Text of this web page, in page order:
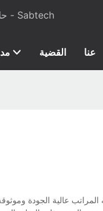
حلول شاملة من المواد الخام إلى معدات الإنتاج لرغوة البولي يوريثان والمراتب - Sabtech
القضية عنا